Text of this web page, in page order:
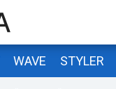
WAVE STYLER